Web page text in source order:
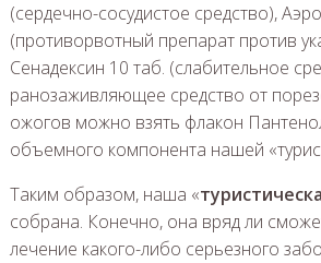
(сердечно-сосудистое средство),
(противорвотный препарат против
Сенадексин 10 таб. (слабительное
ранозаживляющее средство от
ожогов можно взять флакон
объемного компонента нашей
Таким образом, наша «
собрана. Конечно, она вряд ли
лечение какого-либо серьезного